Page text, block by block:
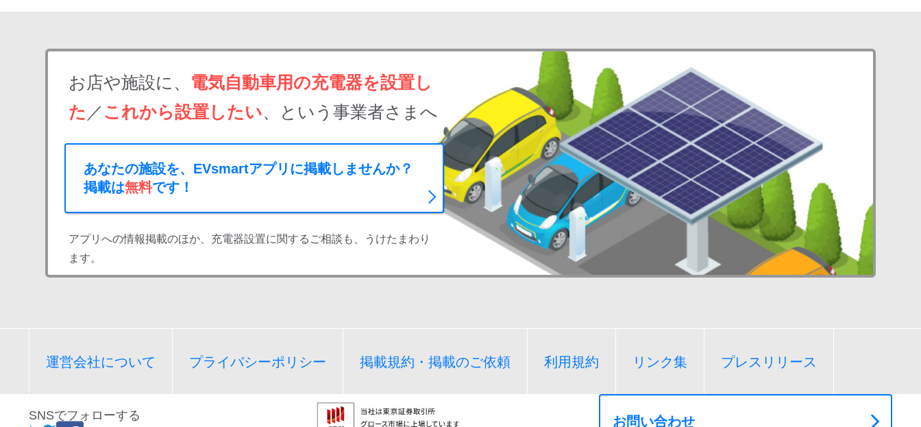
お店や施設に、 電気自動車用の充電器を設置し
た ／ これから設置したい、という事業者さまへ
あなたの施設を、EVsmartアプリに掲載しませんか？
掲載は無料です！
アプリへの情報掲載のほか、充電器設置に関するご相談も、うけたまわり
ます。
運営会社について プライバシーポリシー 掲載規約・掲載のご依頼 利用規約 リンク集 プレスリリース
SNSでフォローする お問い合わせ